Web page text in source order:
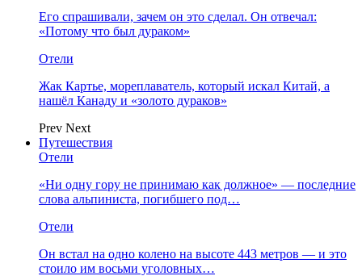
Его спрашивали, зачем он это сделал. Он отвечал:
«Потому что был дураком»
Отели
Жак Картье, мореплаватель, который искал Китай, а
нашёл Канаду и «золото дураков»
Prev Next
Путешествия
Отели
«Ни одну гору не принимаю как должное» — последние
слова альпиниста, погибшего под…
Отели
Он встал на одно колено на высоте 443 метров — и это
стоило им восьми уголовных…